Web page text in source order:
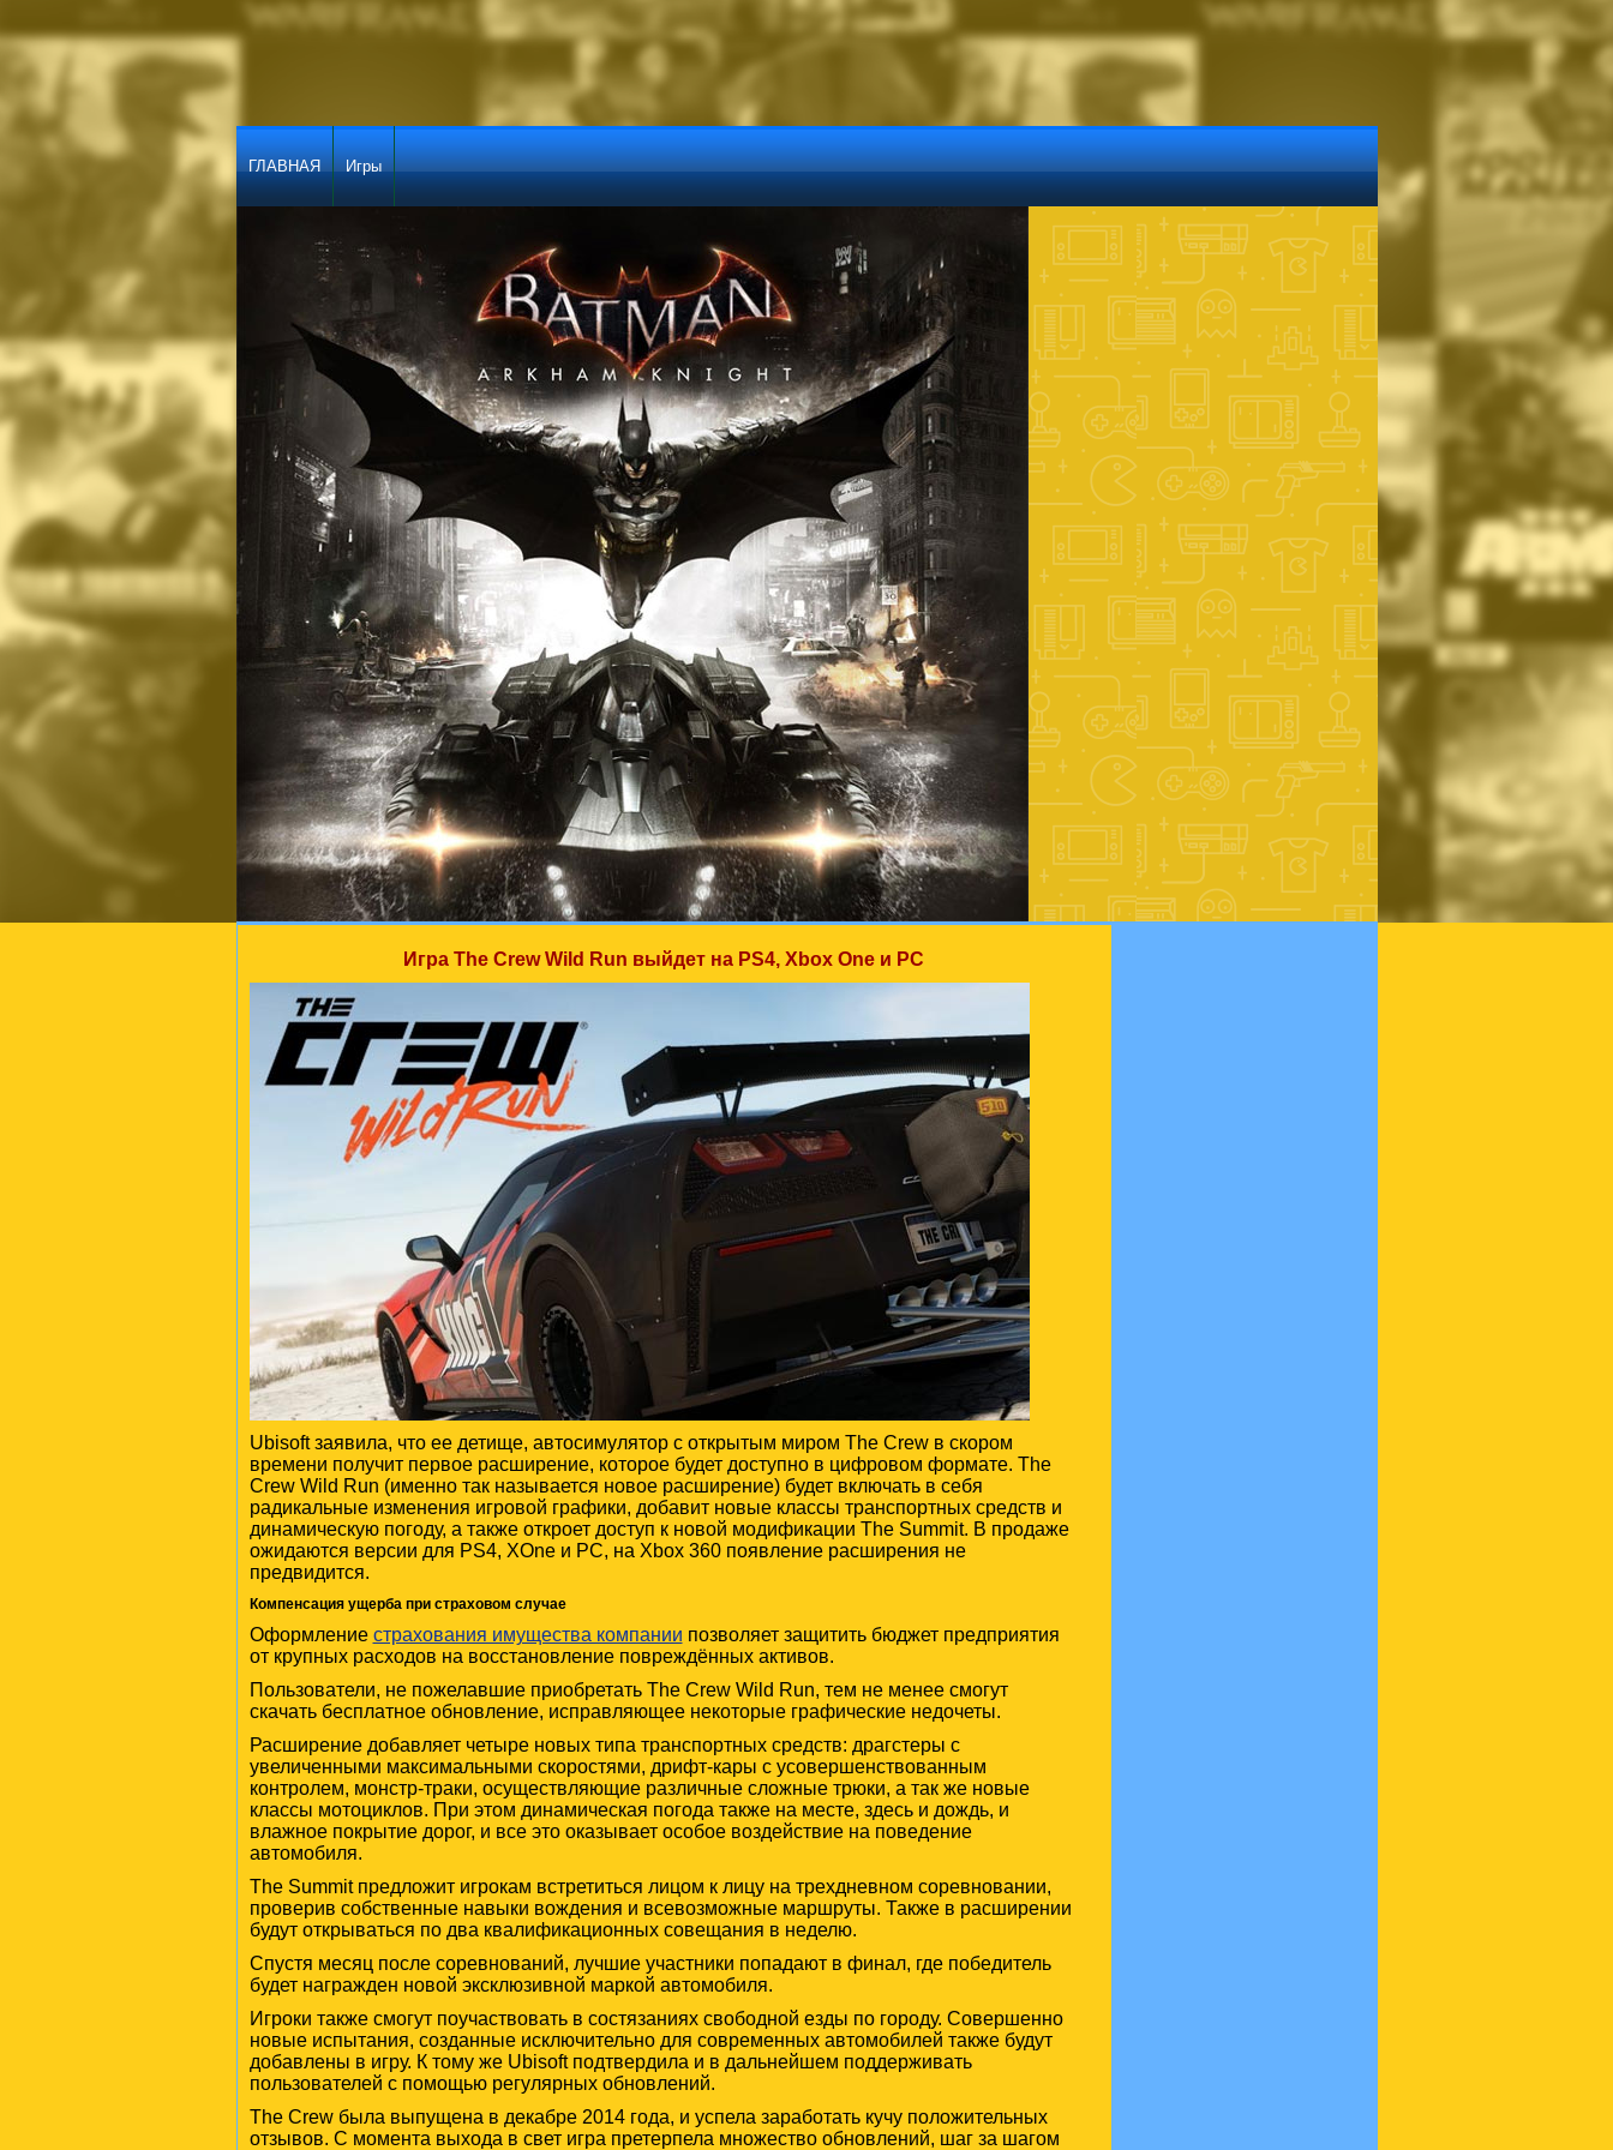
ГЛАВНАЯ Игры
Игра The Crew Wild Run выйдет на PS4, Xbox One и PC
Ubisoft заявила, что ее детище, автосимулятор с открытым миром The Crew в скором
времени получит первое расширение, которое будет доступно в цифровом формате. The
Crew Wild Run (именно так называется новое расширение) будет включать в себя
радикальные изменения игровой графики, добавит новые классы транспортных средств и
динамическую погоду, а также откроет доступ к новой модификации The Summit. В продаже
ожидаются версии для PS4, XOne и PC, на Xbox 360 появление расширения не
предвидится.
Компенсация ущерба при страховом случае
Оформление страхования имущества компании позволяет защитить бюджет предприятия
от крупных расходов на восстановление повреждённых активов.
Пользователи, не пожелавшие приобретать The Crew Wild Run, тем не менее смогут
скачать бесплатное обновление, исправляющее некоторые графические недочеты.
Расширение добавляет четыре новых типа транспортных средств: драгстеры с
увеличенными максимальными скоростями, дрифт-кары с усовершенствованным
контролем, монстр-траки, осуществляющие различные сложные трюки, а так же новые
классы мотоциклов. При этом динамическая погода также на месте, здесь и дождь, и
влажное покрытие дорог, и все это оказывает особое воздействие на поведение
автомобиля.
The Summit предложит игрокам встретиться лицом к лицу на трехдневном соревновании,
проверив собственные навыки вождения и всевозможные маршруты. Также в расширении
будут открываться по два квалификационных совещания в неделю.
Спустя месяц после соревнований, лучшие участники попадают в финал, где победитель
будет награжден новой эксклюзивной маркой автомобиля.
Игроки также смогут поучаствовать в состязаниях свободной езды по городу. Совершенно
новые испытания, созданные исключительно для современных автомобилей также будут
добавлены в игру. К тому же Ubisoft подтвердила и в дальнейшем поддерживать
пользователей с помощью регулярных обновлений.
The Crew была выпущена в декабре 2014 года, и успела заработать кучу положительных
отзывов. С момента выхода в свет игра претерпела множество обновлений, шаг за шагом